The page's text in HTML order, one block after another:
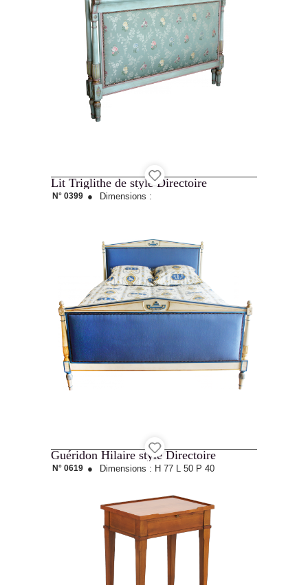
Lit Triglithe de style Directoire
N° 0399 ● Dimensions :
Guéridon Hilaire style Directoire
N° 0619 ● Dimensions : H 77 L 50 P 40